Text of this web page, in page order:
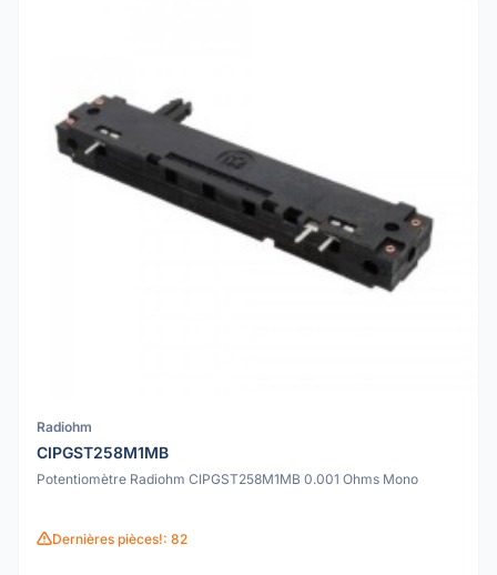
Radiohm
CIPGST258M1MB
Potentiomètre Radiohm CIPGST258M1MB 0.001 Ohms Mono
Dernières pièces!: 82